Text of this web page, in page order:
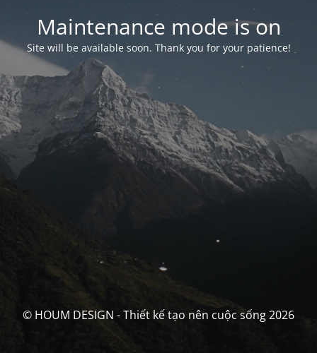
Maintenance mode is on
Site will be available soon. Thank you for your patience!
© HOUM DESIGN - Thiết kế tạo nên cuộc sống 2026